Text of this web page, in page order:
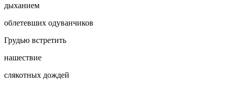
дыханием
облетевших одуванчиков
Грудью встретить
нашествие
слякотных дождей